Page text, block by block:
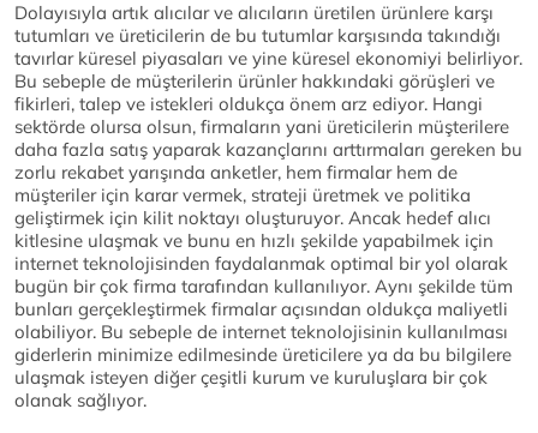
Dolayısıyla artık alıcılar ve alıcıların üretilen ürünlere karşı
tutumları ve üreticilerin de bu tutumlar karşısında takındığı
tavırlar küresel piyasaları ve yine küresel ekonomiyi belirliyor.
Bu sebeple de müşterilerin ürünler hakkındaki görüşleri ve
fikirleri, talep ve istekleri oldukça önem arz ediyor. Hangi
sektörde olursa olsun, firmaların yani üreticilerin müşterilere
daha fazla satış yaparak kazançlarını arttırmaları gereken bu
zorlu rekabet yarışında anketler, hem firmalar hem de
müşteriler için karar vermek, strateji üretmek ve politika
geliştirmek için kilit noktayı oluşturuyor. Ancak hedef alıcı
kitlesine ulaşmak ve bunu en hızlı şekilde yapabilmek için
internet teknolojisinden faydalanmak optimal bir yol olarak
bugün bir çok firma tarafından kullanılıyor. Aynı şekilde tüm
bunları gerçekleştirmek firmalar açısından oldukça maliyetli
olabiliyor. Bu sebeple de internet teknolojisinin kullanılması
giderlerin minimize edilmesinde üreticilere ya da bu bilgilere
ulaşmak isteyen diğer çeşitli kurum ve kuruluşlara bir çok
olanak sağlıyor.